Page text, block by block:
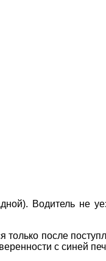
Водитель не
только после
с синей